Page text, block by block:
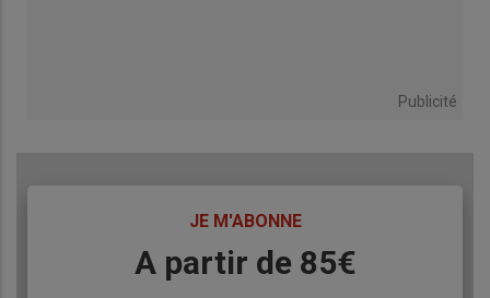
Publicité
JE M'ABONNE
A partir de 85€